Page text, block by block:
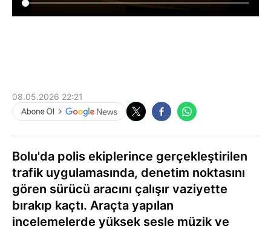
08.05.2026 22:21
Bolu'da polis ekiplerince gerçekleştirilen
trafik uygulamasında, denetim noktasını
gören sürücü aracını çalışır vaziyette
bırakıp kaçtı. Araçta yapılan
incelemelerde yüksek sesle müzik ve